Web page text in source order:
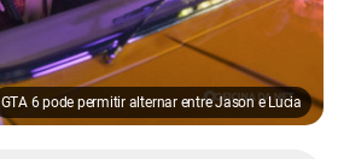
GTA 6 pode permitir alternar entre Jason e Lucia